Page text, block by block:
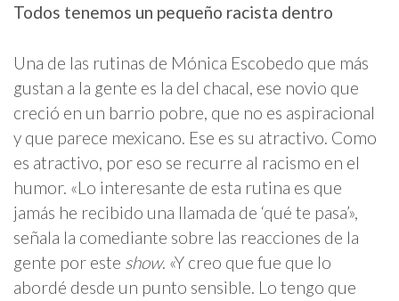
Todos tenemos un pequeño racista dentro
Una de las rutinas de Mónica Escobedo que más
gustan a la gente es la del chacal, ese novio que
creció en un barrio pobre, que no es aspiracional
y que parece mexicano. Ese es su atractivo. Como
es atractivo, por eso se recurre al racismo en el
humor. «Lo interesante de esta rutina es que
jamás he recibido una llamada de ‘qué te pasa’»,
señala la comediante sobre las reacciones de la
gente por este show. «Y creo que fue que lo
abordé desde un punto sensible. Lo tengo que